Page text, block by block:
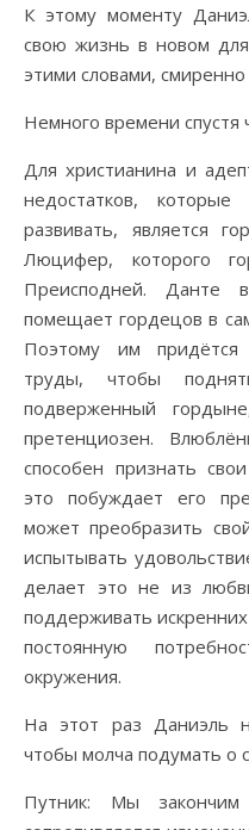
К этому моменту
свою жизнь в новом
этими словами, смиренно
Немного времени спустя
Для христианина и
недостатков,
развивать, является
Люцифер, которого
Преисподней. Данте
помещает гордецов в
Поэтому им придётся
труды, чтобы
подверженный
претенциозен.
способен признать
это побуждает его
может преобразить
испытывать
делает это не из
поддерживать
постоянную
окружения.
На этот раз Даниэль
чтобы молча подумать о
Путник: Мы